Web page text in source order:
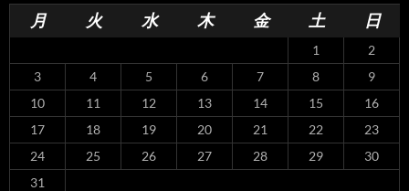
月 火 水 木 金 土 日
1
2
3
4 5 6 7 8
9
10
11 12 13 14 15
16
17
18 19 20 21 22
23
24
25 26 27 28 29
30
31